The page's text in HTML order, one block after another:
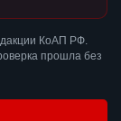
КоАП РФ.
прошла без